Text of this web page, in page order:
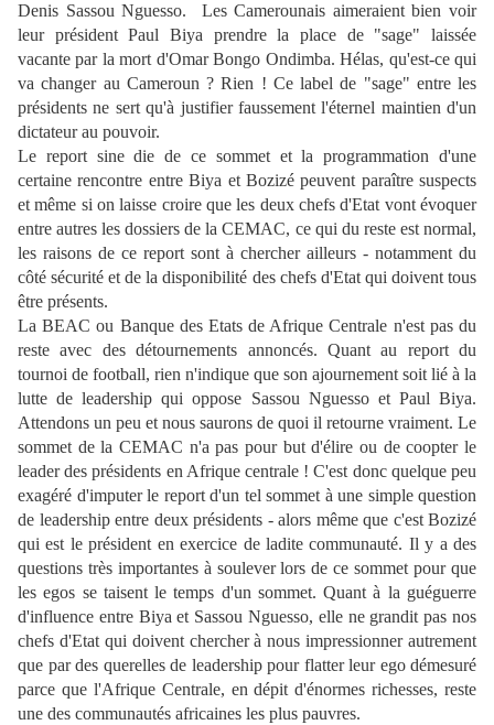
Denis Sassou Nguesso. Les Camerounais aimeraient bien voir
leur président Paul Biya prendre la place de "sage" laissée
vacante par la mort d'Omar Bongo Ondimba. Hélas, qu'est-ce qui
va changer au Cameroun ? Rien ! Ce label de "sage" entre les
présidents ne sert qu'à justifier faussement l'éternel maintien d'un
dictateur au pouvoir.
Le report sine die de ce sommet et la programmation d'une
certaine rencontre entre Biya et Bozizé peuvent paraître suspects
et même si on laisse croire que les deux chefs d'Etat vont évoquer
entre autres les dossiers de la CEMAC, ce qui du reste est normal,
les raisons de ce report sont à chercher ailleurs - notamment du
côté sécurité et de la disponibilité des chefs d'Etat qui doivent tous
être présents.
La BEAC ou Banque des Etats de Afrique Centrale n'est pas du
reste avec des détournements annoncés. Quant au report du
tournoi de football, rien n'indique que son ajournement soit lié à la
lutte de leadership qui oppose Sassou Nguesso et Paul Biya.
Attendons un peu et nous saurons de quoi il retourne vraiment. Le
sommet de la CEMAC n'a pas pour but d'élire ou de coopter le
leader des présidents en Afrique centrale ! C'est donc quelque peu
exagéré d'imputer le report d'un tel sommet à une simple question
de leadership entre deux présidents - alors même que c'est Bozizé
qui est le président en exercice de ladite communauté. Il y a des
questions très importantes à soulever lors de ce sommet pour que
les egos se taisent le temps d'un sommet. Quant à la guéguerre
d'influence entre Biya et Sassou Nguesso, elle ne grandit pas nos
chefs d'Etat qui doivent chercher à nous impressionner autrement
que par des querelles de leadership pour flatter leur ego démesuré
parce que l'Afrique Centrale, en dépit d'énormes richesses, reste
une des communautés africaines les plus pauvres.